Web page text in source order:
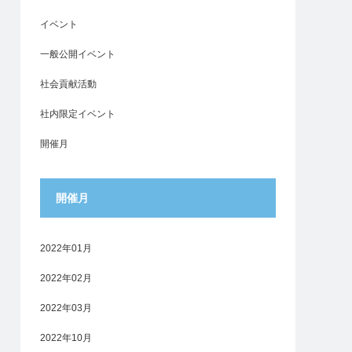
イベント
一般公開イベント
社会貢献活動
社内限定イベント
開催月
開催月
2022年01月
2022年02月
2022年03月
2022年10月